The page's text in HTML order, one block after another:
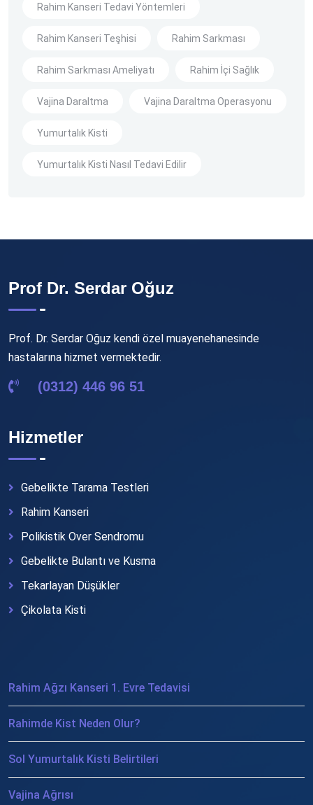
Rahim Kanseri Tedavi Yöntemleri
Rahim Kanseri Teşhisi Rahim Sarkması
Rahim Sarkması Ameliyatı Rahim İçi Sağlık
Vajina Daraltma Vajina Daraltma Operasyonu
Yumurtalık Kisti
Yumurtalık Kisti Nasıl Tedavi Edilir
Prof Dr. Serdar Oğuz
Prof. Dr. Serdar Oğuz kendi özel muayenehanesinde
hastalarına hizmet vermektedir.
(0312) 446 96 51
Hizmetler
Gebelikte Tarama Testleri
Rahim Kanseri
Polikistik Over Sendromu
Gebelikte Bulantı ve Kusma
Tekarlayan Düşükler
Çikolata Kisti
Rahim Ağzı Kanseri 1. Evre Tedavisi
Rahimde Kist Neden Olur?
Sol Yumurtalık Kisti Belirtileri
Vajina Ağrısı